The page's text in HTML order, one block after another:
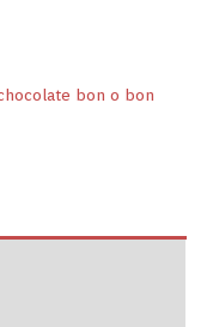
bon o bon